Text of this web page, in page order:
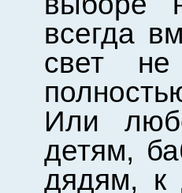
всегда
свет
Или
детям,
дядям, к